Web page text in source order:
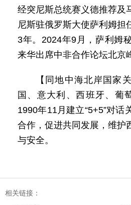
经突尼斯总统赛义德推荐及
尼斯驻俄罗斯大使萨利姆担
3年。2024年9月，萨利姆
来华出席中非合作论坛北京
【同地中海北岸国家
国、意大利、西班牙、葡
1990年11月建立“5+5”对话
合作，促进共同发展，维护
与安全。
相关链接：